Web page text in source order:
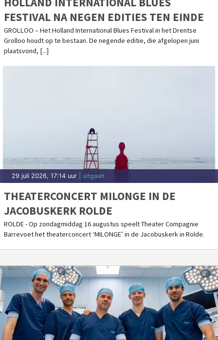
FESTIVAL NA NEGEN EDITIES TEN EINDE
GROLLOO – Het Holland International Blues Festival in het Drentse
Grolloo houdt op te bestaan. De negende editie, die afgelopen juni
plaatsvond, [...]
29 juli 2026, 17:14 uur | uitgaan
THEATERCONCERT MILONGE IN DE
JACOBUSKERK ROLDE
ROLDE - Op zondagmiddag 16 augustus speelt Theater Compagnie
Barrevoet het theaterconcert ‘MILONGE’ in de Jacobuskerk in Rolde.